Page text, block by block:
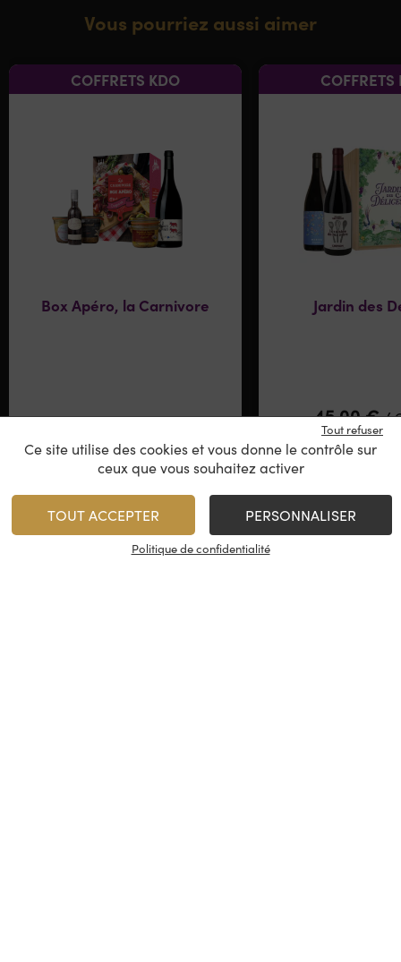
Vous pourriez aussi aimer
COFFRETS KDO
Box Apéro, la Carnivore
COFFRETS
Jardin des
45,00€ /
1
Minimum 1 produit(s)
Ce site utilise des cookies et vous donne le contrôle sur
ceux que vous souhaitez activer
TOUT ACCEPTER
Tout refuser
PERSONNALISER
Politique de confidentialité